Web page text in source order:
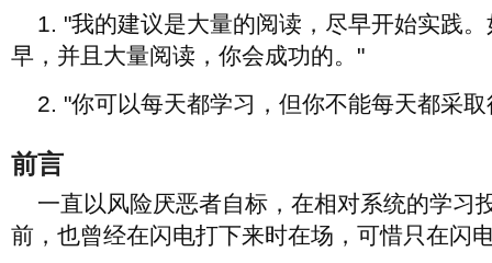
1. "我的建议是大量的阅读，尽早开始实践。
早，并且大量阅读，你会成功的。"
2. "你可以每天都学习，但你不能每天都采取
前言
一直以风险厌恶者自标，在相对系统的学习
前，也曾经在闪电打下来时在场，可惜只在闪